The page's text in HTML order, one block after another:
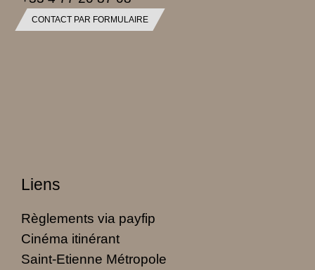
CONTACT PAR FORMULAIRE
Liens
Règlements via payfip
Cinéma itinérant
Saint-Etienne Métropole